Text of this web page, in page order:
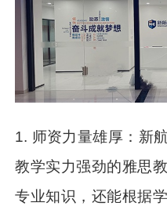
1. 师资力量雄厚：新
教学实力强劲的雅思
专业知识，还能根据